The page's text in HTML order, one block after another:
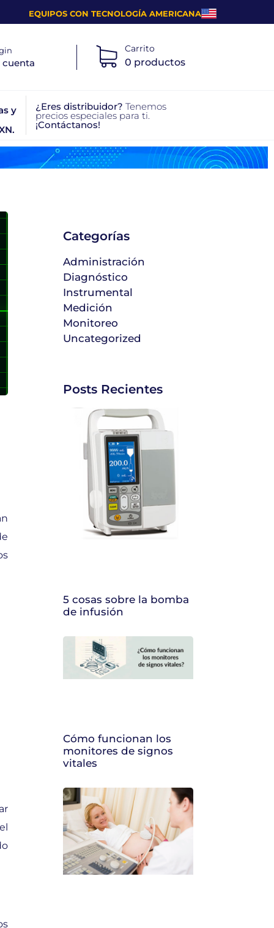
EQUIPOS CON TECNOLOGÍA AMERICANA
cuenta
Carrito
0 productos
y
¿Eres distribuidor? Tenemos
precios especiales para ti.
¡Contáctanos!
Categorías
Administración
Diagnóstico
Instrumental
Medición
Monitoreo
Uncategorized
Posts Recientes
5 cosas sobre la bomba
de infusión
Cómo funcionan los
monitores de signos
vitales